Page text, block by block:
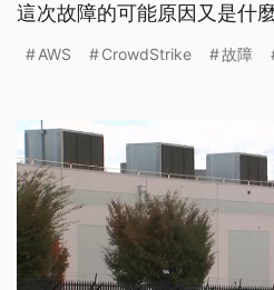
這次故障的可能原因又是什
AWS CrowdStrike 故障